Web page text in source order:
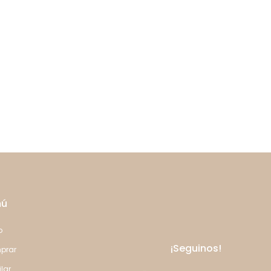
¡Seguinos!